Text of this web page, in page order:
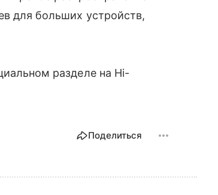
для больших устройств,
разделе на Hi-
Поделиться